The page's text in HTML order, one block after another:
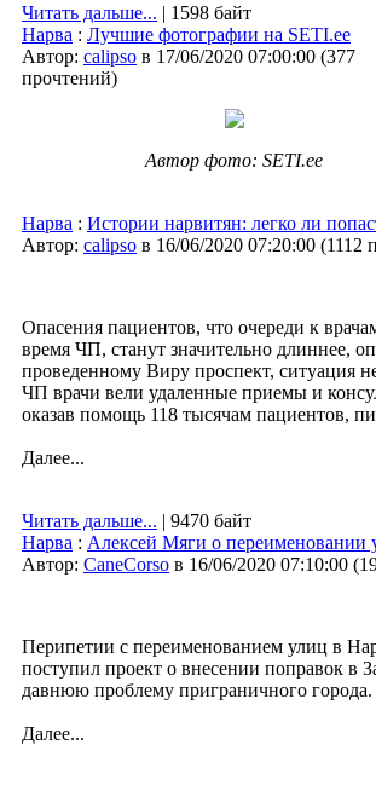
Читать дальше... | 1598 байт
Нарва : Лучшие фотографии на SETI.ee
Автор: calipso в 17/06/2020 07:00:00 (377
прочтений)
Автор фото: SETI.ee
Нарва : Истории нарвитян: легко ли
Автор: calipso в 16/06/2020 07:20:00 (1112
Опасения пациентов, что очереди к
время ЧП, станут значительно длиннее,
проведенному Виру проспект, ситуация
ЧП врачи вели удаленные приемы и
оказав помощь 118 тысячам пациентов,
Далее...
Читать дальше... | 9470 байт
Нарва : Алексей Мяги о переименовании
Автор: CaneCorso в 16/06/2020 07:10:00 (
Перипетии с переименованием улиц в
поступил проект о внесении поправок в
давнюю проблему приграничного города.
Далее...